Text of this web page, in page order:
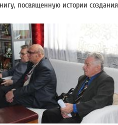
посвященную истории